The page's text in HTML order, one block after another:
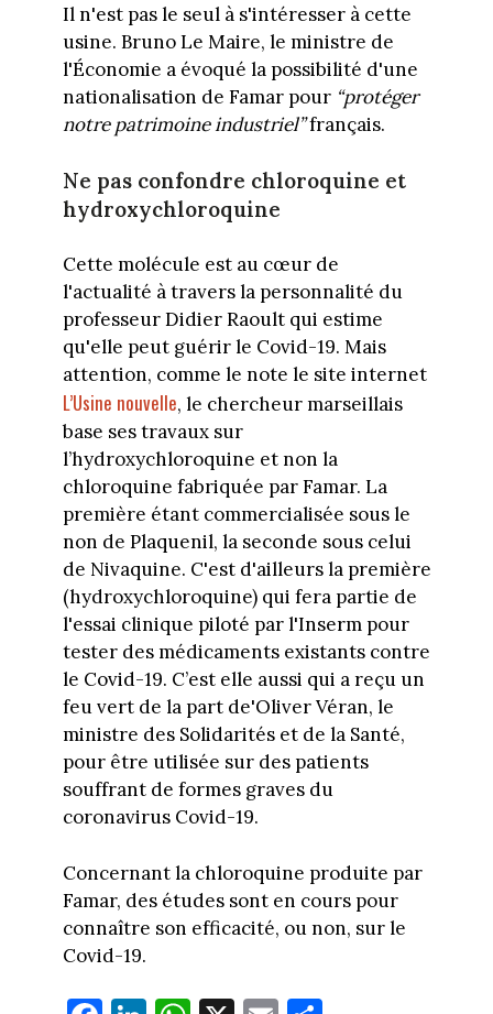
Il n'est pas le seul à s'intéresser à cette
usine. Bruno Le Maire, le ministre de
l'Économie a évoqué la possibilité d'une
nationalisation de Famar pour“protéger
notre patrimoine industriel”français.
Ne pas confondre chloroquine et
hydroxychloroquine
Cette molécule est au cœur de
l'actualité à travers la personnalité du
professeur Didier Raoult qui estime
qu'elle peut guérir le Covid-19. Mais
attention, comme le note le site internet
L’Usine nouvelle, le chercheur marseillais
base ses travaux sur
l’hydroxychloroquine et non la
chloroquine fabriquée par Famar. La
première étant commercialisée sous le
non de Plaquenil, la seconde sous celui
de Nivaquine. C'est d'ailleurs la première
(hydroxychloroquine) qui fera partie de
l'essai clinique piloté par l'Inserm pour
tester des médicaments existants contre
le Covid-19. C’est elle aussi qui a reçu un
feu vert de la part de'Oliver Véran, le
ministre des Solidarités et de la Santé,
pour être utilisée sur des patients
souffrant de formes graves du
coronavirus Covid-19.
Concernant la chloroquine produite par
Famar, des études sont en cours pour
connaître son efficacité, ou non, sur le
Covid-19.